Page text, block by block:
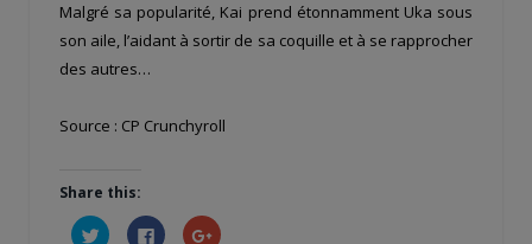
Malgré sa popularité, Kai prend étonnamment Uka sous
son aile, l’aidant à sortir de sa coquille et à se rapprocher
des autres…
Source : CP Crunchyroll
Share this:
Cliquez Cliquez Cliquez